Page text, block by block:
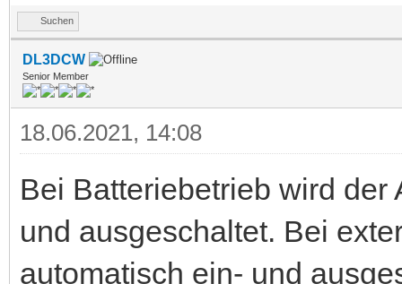
Suchen
DL3DCW
Senior Member
18.06.2021, 14:08
Bei Batteriebetrieb wird der
und ausgeschaltet. Bei
automatisch ein- und